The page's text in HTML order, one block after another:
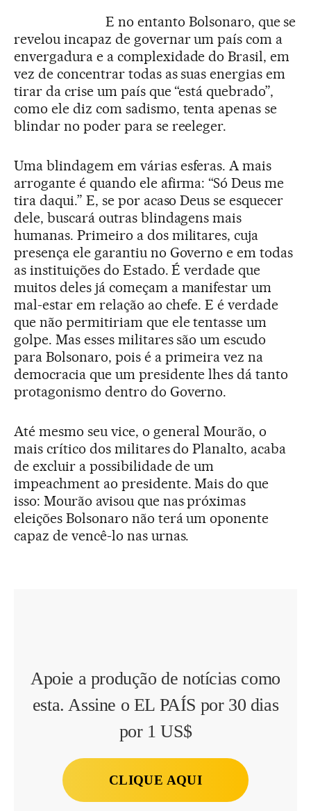
E no entanto Bolsonaro, que se
revelou incapaz de governar um país com a
envergadura e a complexidade do Brasil, em
vez de concentrar todas as suas energias em
tirar da crise um país que “está quebrado”,
como ele diz com sadismo, tenta apenas se
blindar no poder para se reeleger.
Uma blindagem em várias esferas. A mais
arrogante é quando ele afirma: “Só Deus me
tira daqui.” E, se por acaso Deus se esquecer
dele, buscará outras blindagens mais
humanas. Primeiro a dos militares, cuja
presença ele garantiu no Governo e em todas
as instituições do Estado. É verdade que
muitos deles já começam a manifestar um
mal-estar em relação ao chefe. E é verdade
que não permitiriam que ele tentasse um
golpe. Mas esses militares são um escudo
para Bolsonaro, pois é a primeira vez na
democracia que um presidente lhes dá tanto
protagonismo dentro do Governo.
Até mesmo seu vice, o general Mourão, o
mais crítico dos militares do Planalto, acaba
de excluir a possibilidade de um
impeachment ao presidente. Mais do que
isso: Mourão avisou que nas próximas
eleições Bolsonaro não terá um oponente
capaz de vencê-lo nas urnas.
Apoie a produção de notícias como
esta. Assine o EL PAÍS por 30 dias
por 1 US$
CLIQUE AQUI